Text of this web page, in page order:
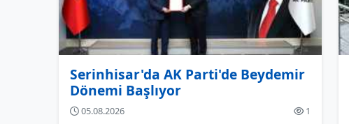
Serinhisar'da AK Parti'de Beydemir
Dönemi Başlıyor
05.08.2026 1